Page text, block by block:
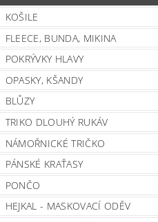
KOŠILE
FLEECE, BUNDA, MIKINA
POKRÝVKY HLAVY
OPASKY, KŠANDY
BLŮZY
TRIKO DLOUHÝ RUKÁV
NÁMOŘNICKÉ TRIČKO
PÁNSKÉ KRAŤASY
PONČO
HEJKAL - MASKOVACÍ ODĚV